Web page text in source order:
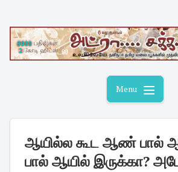
content
Menu
ஆயில்ல கூட ஆண் பால்
பால் ஆயில் இருக்கா?